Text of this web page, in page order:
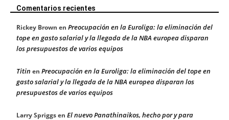
Comentarios recientes
Rickey Brown en Preocupación en la Euroliga: la eliminación del
tope en gasto salarial y la llegada de la NBA europea disparan
los presupuestos de varios equipos
Titin en Preocupación en la Euroliga: la eliminación del tope en
gasto salarial y la llegada de la NBA europea disparan los
presupuestos de varios equipos
Larry Spriggsen El nuevo Panathinaikos, hecho por y para